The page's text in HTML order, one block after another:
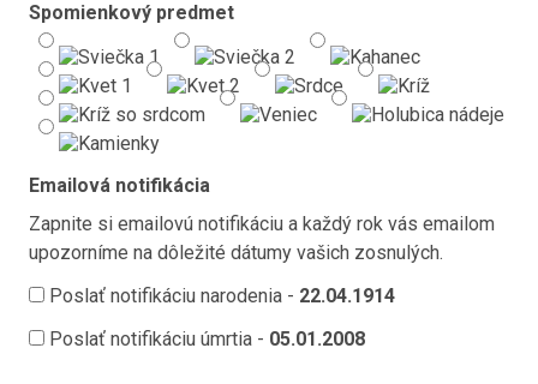
Spomienkový predmet
Emailová notifikácia
Zapnite si emailovú notifikáciu a každý rok vás emailom
upozorníme na dôležité dátumy vašich zosnulých.
Poslať notifikáciu narodenia - 22.04.1914
Poslať notifikáciu úmrtia - 05.01.2008